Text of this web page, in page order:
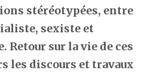
stéréotypées, entre
sexiste et
sur la vie de ces
les discours et travaux